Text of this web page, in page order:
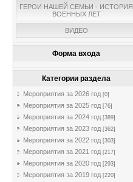
ГЕРОИ НАШЕЙ СЕМЬИ - ИСТОРИЯ
ВОЕННЫХ ЛЕТ
ВИДЕО
Форма входа
Категории раздела
Мероприятия за 2026 год [0]
Мероприятия за 2025 год [76]
Мероприятия за 2024 год [389]
Мероприятия за 2023 год [362]
Мероприятия за 2022 год [303]
Мероприятия за 2021 год [217]
Мероприятия за 2020 год [293]
Мероприятия за 2019 год [220]